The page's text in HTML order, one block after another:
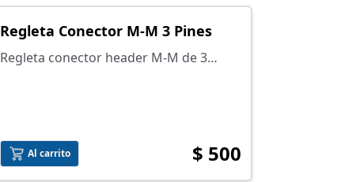
Regleta Conector M-M 3 Pines
Regleta conector header M-M de 3
Al carrito $ 500